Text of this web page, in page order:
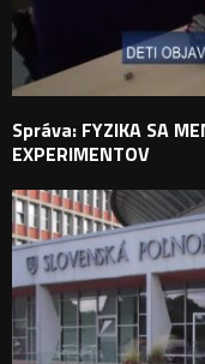
Správa: FYZIKA SA
EXPERIMENTOV